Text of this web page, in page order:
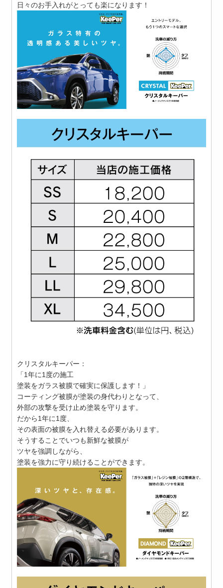
日々のお手入れがとっても楽になります！
クリスタルキーパー：
「1年に1度の施工
塗装をガラス被膜で確実に保護します！」
コーティング被膜が塗装の身代わりとなって、
外部の攻撃を受け止め塗装を守ります。
だから1年に1度、
その表面の被膜を入れ替える必要があります。
そうすることでいつも新鮮な被膜が
ツヤを強調しながら、
塗装を強力に守り続けることができます。